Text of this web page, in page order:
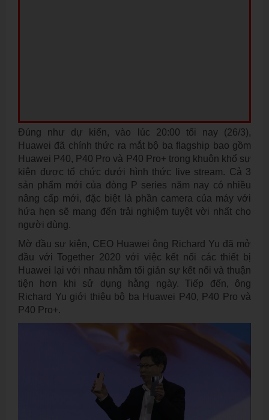
Đúng như dự kiến, vào lúc 20:00 tối nay (26/3),
Huawei đã chính thức ra mắt bộ ba flagship bao gồm
Huawei P40, P40 Pro và P40 Pro+ trong khuôn khổ sự
kiện được tổ chức dưới hình thức live stream. Cả 3
sản phẩm mới của đòng P series năm nay có nhiều
nâng cấp mới, đặc biệt là phần camera của máy với
hứa hẹn sẽ mang đến trải nghiệm tuyệt vời nhất cho
người dùng.
Mờ đầu sự kiện, CEO Huawei ông Richard Yu đã mở
đầu với Together 2020 với việc kết nối các thiết bị
Huawei lại với nhau nhằm tối giản sự kết nối và thuận
tiện hơn khi sử dụng hằng ngày. Tiếp đến, ông
Richard Yu giới thiệu bộ ba Huawei P40, P40 Pro và
P40 Pro+.